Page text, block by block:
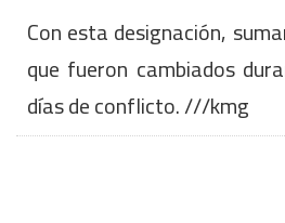
Con esta designación,
que fueron cambiados
días de conflicto. ///kmg